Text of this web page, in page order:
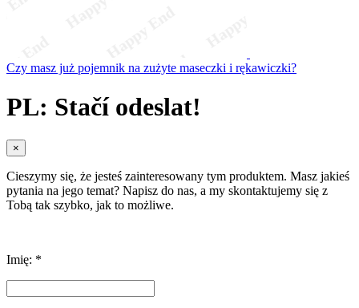
Czy masz już pojemnik na zużyte maseczki i rękawiczki?
PL: Stačí odeslat!
×
Cieszymy się, że jesteś zainteresowany tym produktem. Masz jakieś
pytania na jego temat? Napisz do nas, a my skontaktujemy się z
Tobą tak szybko, jak to możliwe.
Imię: *